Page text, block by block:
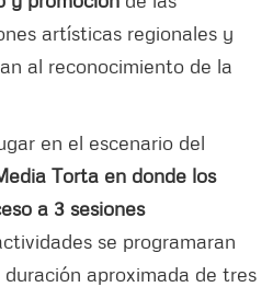
artísticas regionales y
al reconocimiento de la
en el escenario del
Torta en donde los
a 3 sesiones
se programaran
aproximada de tres